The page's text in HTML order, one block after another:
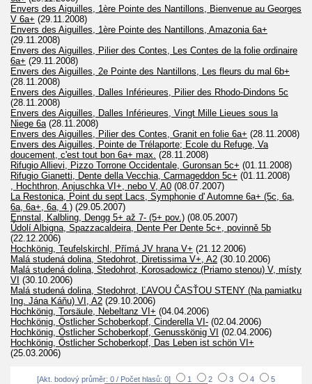
Envers des Aiguilles, 1ère Pointe des Nantillons, Bienvenue au Georges
V 6a+ (29.11.2008)
Envers des Aiguilles, 1ère Pointe des Nantillons, Amazonia 6a+
(29.11.2008)
Envers des Aiguilles, Pilier des Contes, Les Contes de la folie ordinaire
6a+ (29.11.2008)
Envers des Aiguilles, 2e Pointe des Nantillons, Les fleurs du mal 6b+
(28.11.2008)
Envers des Aiguilles, Dalles Inférieures, Pilier des Rhodo-Dindons 5c
(28.11.2008)
Envers des Aiguilles, Dalles Inférieures, Vingt Mille Lieues sous la
Niege 6a (28.11.2008)
Envers des Aiguilles, Pilier des Contes, Granit en folie 6a+ (28.11.2008)
Envers des Aiguilles, Pointe de Trélaporte; Ecole du Refuge, Va
doucement, c'est tout bon 6a+ max. (28.11.2008)
Rifugio Allievi, Pizzo Torrone Occidentale, Guronsan 5c+ (01.11.2008)
Rifugio Gianetti, Dente della Vecchia, Carmageddon 5c+ (01.11.2008)
, Hochthron, Anjuschka VI+, nebo V, A0 (08.07.2007)
La Restonica, Point du sept Lacs, Symphonie d' Automne 6a+ (5c, 6a,
6a, 6a+, 6a, 4 ) (29.05.2007)
Ennstal, Kalbling, Dengg 5+ až 7- (5+ pov.) (08.05.2007)
Údolí Albigna, Spazzacaldeira, Dente Per Dente 5c+, povinně 5b
(22.12.2006)
Hochkönig, Teufelskirchl, Přímá JV hrana V+ (21.12.2006)
Malá studená dolina, Stedohrot, Diretissima V+, A2 (30.10.2006)
Malá studená dolina, Stedohrot, Korosadowicz (Priamo stenou) V, místy
VI (30.10.2006)
Malá studená dolina, Stedohrot, ĽAVOU ČASŤOU STENY (Na pamiatku
Ing. Jána Káňu) VI, A2 (29.10.2006)
Hochkönig, Torsäule, Nebeltanz VI+ (04.04.2006)
Hochkönig, Östlicher Schoberkopf, Cinderella VI- (02.04.2006)
Hochkönig, Östlicher Schoberkopf, Genusskönig VI (02.04.2006)
Hochkönig, Östlicher Schoberkopf, Das Leben ist schön VI+
(25.03.2006)
[Akt. bodový průměr: 0 / Počet hlasů: 0] 1 2 3 4 5